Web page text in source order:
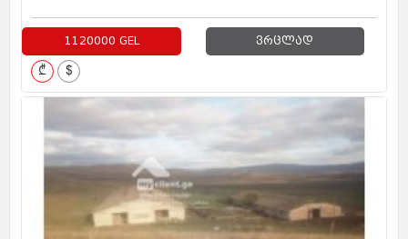
1120000 GEL ვრცლად
₾ $